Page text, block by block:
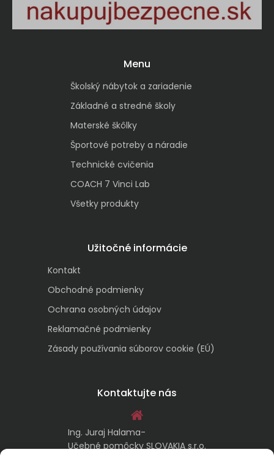
Menu
Školský nábytok a zariadenie
Základné a stredné školy
Materské škôlky
Športové potreby a náradie
Technické cvičenia
COACH 7 Vinci Lab
Všetky produkty
Užitočné informácie
Kontakt
Obchodné podmienky
Ochrana osobných údajov
Reklamačné podmienky
Zásady používania súborov cookie (EÚ)
Kontaktujte nás
Ing. Juraj Halama-
Učebné pomôcky SLOVAKIA s.r.o.